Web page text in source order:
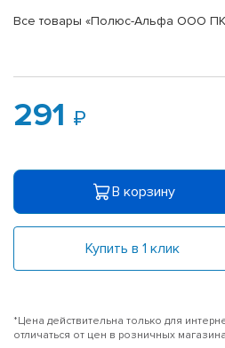
Все товары «Полюс-Альфа ООО
291
В корзину
Купить в 1 клик
*Цена действительна только для
отличаться от цен в розничных